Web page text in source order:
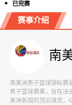
已完赛
赛事介绍
南
南美洲男子篮球锦标赛
男子篮球赛事，旨在决
美洲各国的顶尖球员，